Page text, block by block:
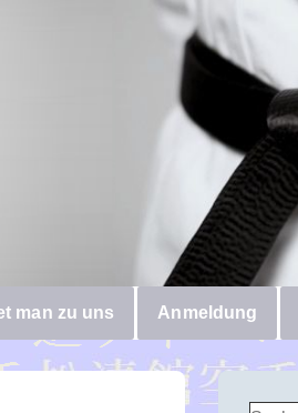
man zu uns Anmeldung